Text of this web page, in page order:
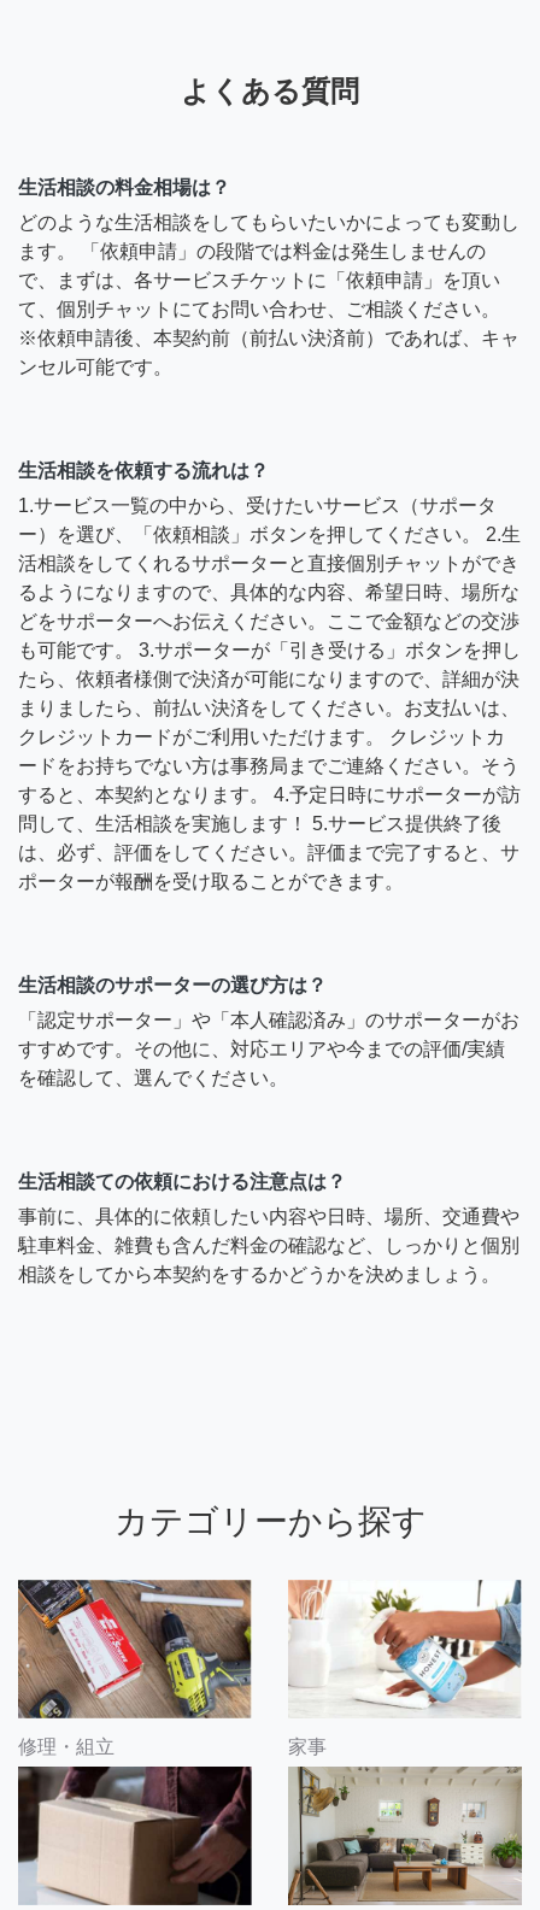
よくある質問
生活相談の料金相場は？
どのような生活相談をしてもらいたいかによっても変動し
ます。 「依頼申請」の段階では料金は発生しませんの
で、まずは、各サービスチケットに「依頼申請」を頂い
て、個別チャットにてお問い合わせ、ご相談ください。
※依頼申請後、本契約前（前払い決済前）であれば、キャ
ンセル可能です。
生活相談を依頼する流れは？
1.サービス一覧の中から、受けたいサービス（サポータ
ー）を選び、「依頼相談」ボタンを押してください。 2.生
活相談をしてくれるサポーターと直接個別チャットができ
るようになりますので、具体的な内容、希望日時、場所な
どをサポーターへお伝えください。ここで金額などの交渉
も可能です。 3.サポーターが「引き受ける」ボタンを押し
たら、依頼者様側で決済が可能になりますので、詳細が決
まりましたら、前払い決済をしてください。お支払いは、
クレジットカードがご利用いただけます。 クレジットカ
ードをお持ちでない方は事務局までご連絡ください。そう
すると、本契約となります。 4.予定日時にサポーターが訪
問して、生活相談を実施します！ 5.サービス提供終了後
は、必ず、評価をしてください。評価まで完了すると、サ
ポーターが報酬を受け取ることができます。
生活相談のサポーターの選び方は？
「認定サポーター」や「本人確認済み」のサポーターがお
すすめです。その他に、対応エリアや今までの評価/実績
を確認して、選んでください。
生活相談ての依頼における注意点は？
事前に、具体的に依頼したい内容や日時、場所、交通費や
駐車料金、雑費も含んだ料金の確認など、しっかりと個別
相談をしてから本契約をするかどうかを決めましょう。
カテゴリーから探す
修理・組立 家事